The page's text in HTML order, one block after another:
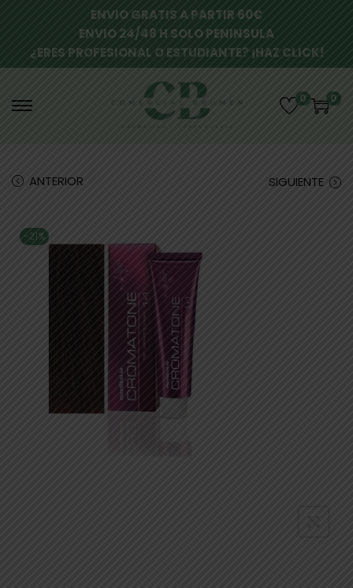
ENVIO GRATIS A PARTIR 60€
ENVIO 24/48 H SOLO PENINSULA
¿ERES PROFESIONAL O ESTUDIANTE? ¡HAZ CLICK!
0 0
ANTERIOR SIGUIENTE
-21%